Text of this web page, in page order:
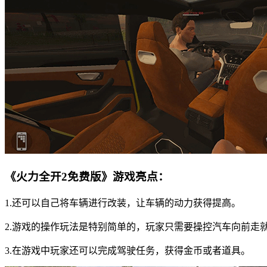
《火力全开2免费版》游戏亮点：
1.还可以自己将车辆进行改装，让车辆的动力获得提高。
2.游戏的操作玩法是特别简单的，玩家只需要操控汽车向前走
3.在游戏中玩家还可以完成驾驶任务，获得金币或者道具。